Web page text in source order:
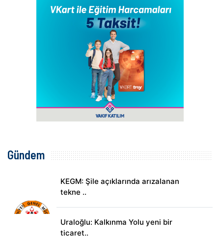
Gündem
KEGM: Şile açıklarında arızalanan
tekne ..
Uraloğlu: Kalkınma Yolu yeni bir
ticaret..